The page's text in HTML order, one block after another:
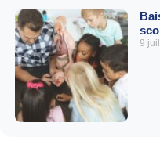
9